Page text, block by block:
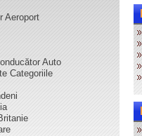
Aeroport
Auto
Categoriile